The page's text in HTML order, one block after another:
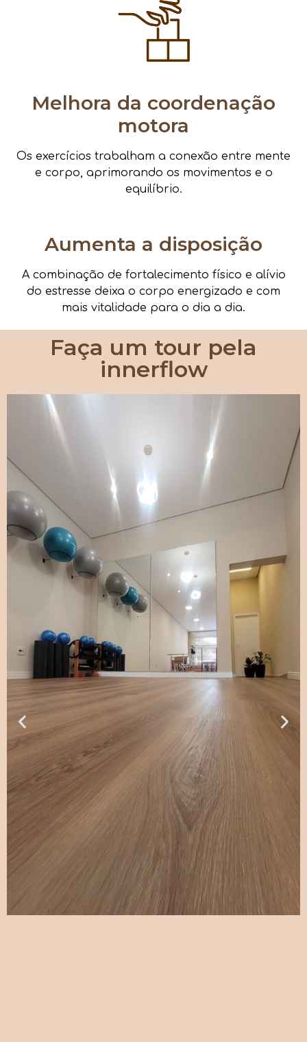
Melhora da coordenação
motora
Os exercícios trabalham a conexão entre mente
e corpo, aprimorando os movimentos e o
equilíbrio.
Aumenta a disposição
A combinação de fortalecimento físico e alívio
do estresse deixa o corpo energizado e com
mais vitalidade para o dia a dia.
Faça um tour pela
innerflow